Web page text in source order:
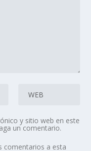
y sitio web en este
un comentario.
comentarios a esta